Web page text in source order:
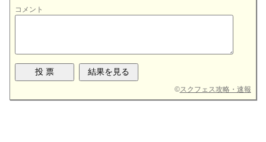
コメント
©スクフェス攻略・速報